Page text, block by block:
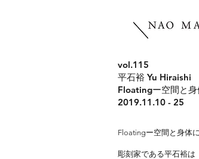
vol.115
平石裕 Yu Hiraishi
Floatingー空間と
2019.11.10 - 25
Floatingー空間と身体
彫刻家である平石裕は